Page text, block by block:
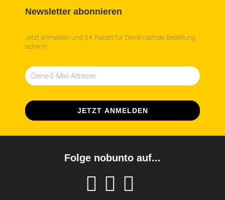
Newsletter abonnieren
Jetzt anmelden und 5 € Rabatt für Deine nächste Bestellung
sichern!
Folge nobunto auf...